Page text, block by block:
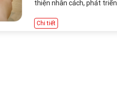
thiện nhân cách, phát
Chi tiết